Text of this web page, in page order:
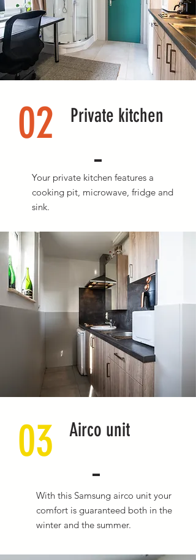
02 Private kitchen
Your private kitchen features a
cooking pit, microwave, fridge and
sink.
Airco unit
03
With this Samsung airco unit your
comfort is guaranteed both in the
winter and the summer.